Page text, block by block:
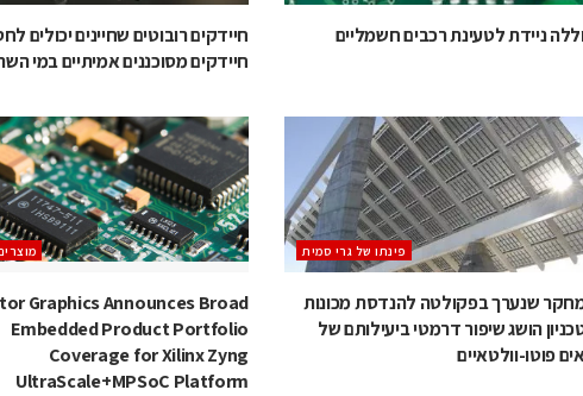
ניידת לטעינת רכבים חשמליים
חיידקים רובוטים שחיינים יכולים
חיידקים מסוכננים אמיתיים במי
‫פינתו של גרי סמית
שנערך בפקולטה להנדסת מכונות
הושג שיפור דרמטי ביעילותם של
פוטו-וולטאיים
Graphics Announces Broad
Embedded Product Portfolio
Coverage for Xilinx Zyng
UltraScale+MPSoC Platform